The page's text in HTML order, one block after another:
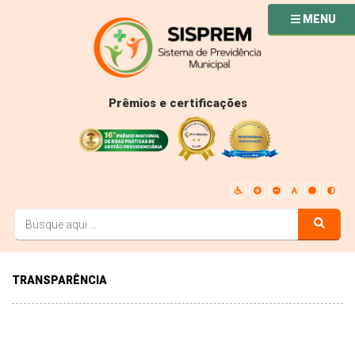
Prêmios e certificações
MENU
TRANSPARÊNCIA